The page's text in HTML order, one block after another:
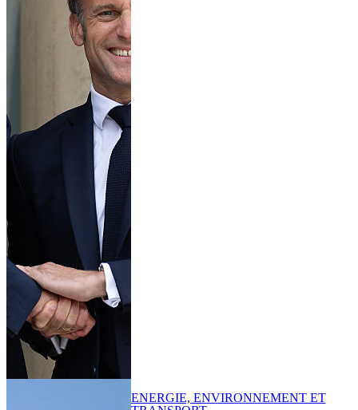
ENERGIE, ENVIRONNEMENT ET